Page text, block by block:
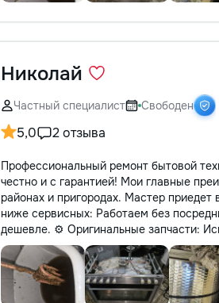
Николай
Частный специалист Свободен
5,0 2 отзыва
Профессиональный ремонт бытовой
честно и с гарантией! Мои главные
районах и пригородах. Мастер приедет
ниже сервисных: Работаем без
дешевле. ⚙️ Оригинальные запчасти: